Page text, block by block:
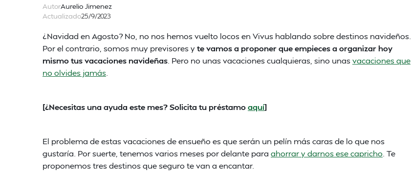
AutorAurelio Jimenez
Actualizado25/9/2023
¿Navidad en Agosto? No, no nos hemos vuelto locos en Vivus hablando sobre destinos navideños.
Por el contrario, somos muy previsores yte vamos a proponer que empieces a organizar hoy
mismo tus vacaciones navideñas . Pero no unas vacaciones cualquieras, sino unasvacaciones que
no olvides jamás
[¿Necesitas una ayuda este mes? Solicita tu préstamoaquí]
El problema de estas vacaciones de ensueño es que serán un pelín más caras de lo que nos
gustaría. Por suerte, tenemos varios meses por delante para ahorrar y darnos ese capricho . Te
proponemos tres destinos que seguro te van a encantar.